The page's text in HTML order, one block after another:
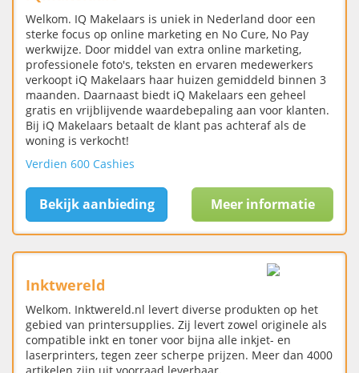
Welkom. IQ Makelaars is uniek in Nederland door een
sterke focus op online marketing en No Cure, No Pay
werkwijze. Door middel van extra online marketing,
professionele foto's, teksten en ervaren medewerkers
verkoopt iQ Makelaars haar huizen gemiddeld binnen 3
maanden. Daarnaast biedt iQ Makelaars een geheel
gratis en vrijblijvende waardebepaling aan voor klanten.
Bij iQ Makelaars betaalt de klant pas achteraf als de
woning is verkocht!
Verdien 600 Cashies
Bekijk aanbieding Meer informatie
Inktwereld
Welkom. Inktwereld.nl levert diverse produkten op het
gebied van printersupplies. Zij levert zowel originele als
compatible inkt en toner voor bijna alle inkjet- en
laserprinters, tegen zeer scherpe prijzen. Meer dan 4000